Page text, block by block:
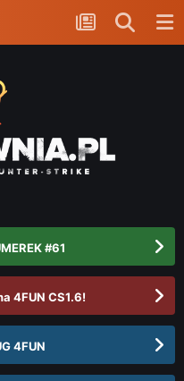
#61
4FUN CS1.6!
4FUN